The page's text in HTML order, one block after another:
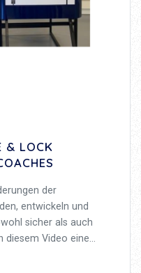
& LOCK
COACHES
der
entwickeln und
sicher als auch
diesem Video einen